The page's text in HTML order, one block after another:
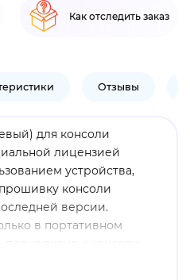
Как отследить заказ
Отзывы
для консоли
лицензией
устройства,
консоли
версии.
в портативном
к консоли